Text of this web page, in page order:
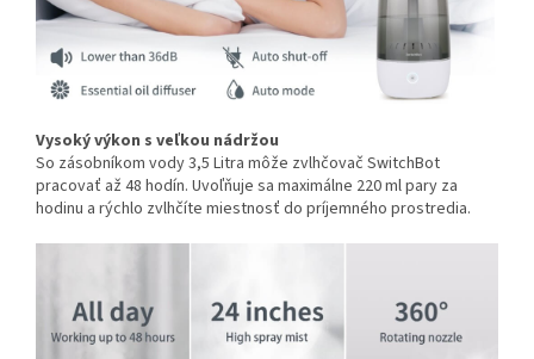
Vysoký výkon s veľkou nádržou
So zásobníkom vody 3,5 Litra môže zvlhčovač SwitchBot
pracovať až 48 hodín. Uvoľňuje sa maximálne 220 ml pary za
hodinu a rýchlo zvlhčíte miestnosť do príjemného prostredia.